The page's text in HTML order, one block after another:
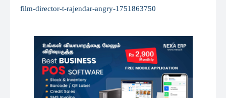
film-director-t-rajendar-angry-1751863750